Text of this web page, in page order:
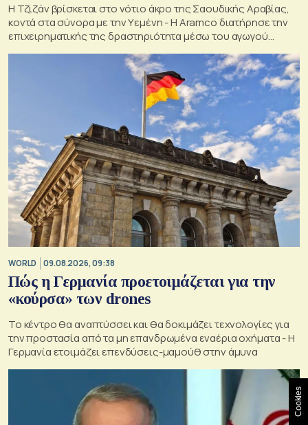
Η Τζιζάν βρίσκεται στο νότιο άκρο της Σαουδικής Αραβίας,
κοντά στα σύνορα με την Υεμένη - Η Aramco διατήρησε την
επιχειρηματικής της δραστηριότητα μέσω του αγωγού
WORLD 09.08.2026, 09:38
Πώς η Γερμανία προετοιμάζεται για την
«κούρσα» των drones
Το κέντρο θα αναπτύσσει και θα δοκιμάζει τεχνολογίες για
την προστασία από τα μη επανδρωμένα εναέρια οχήματα - Η
Γερμανία ετοιμάζει επενδύσεις-μαμούθ στην άμυνα
Cookies